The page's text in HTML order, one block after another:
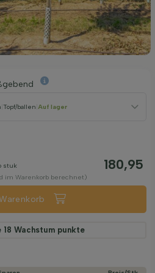
Topf/ballen Auf lager
stuk 180,95
im Warenkorb berechnet)
18 Wachstum punkte